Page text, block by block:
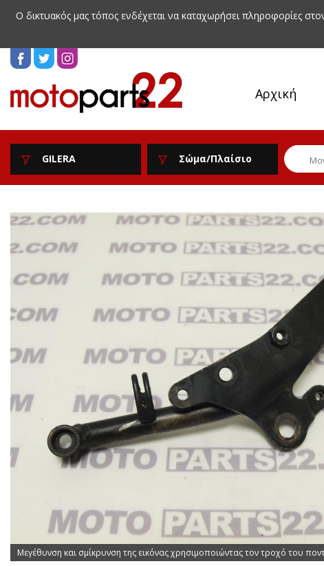
Ο δικτυακός μας τόπος ενδέχεται να καταχωρήσει πληροφορίες
Αρχική
GILERA Σώμα/Πλαίσιο
Μεγέθυνση και σμίκρυνση της εικόνας χρησιμοποιώντας τον τροχό του